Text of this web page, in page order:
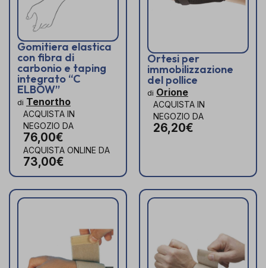
Gomitiera elastica
con fibra di
carbonio e taping
integrato “C
ELBOW”
di Tenortho
ACQUISTA IN
NEGOZIO DA
76,00€
ACQUISTA ONLINE DA
73,00€
Ortesi per
immobilizzazione
del pollice
di Orione
ACQUISTA IN
NEGOZIO DA
26,20€